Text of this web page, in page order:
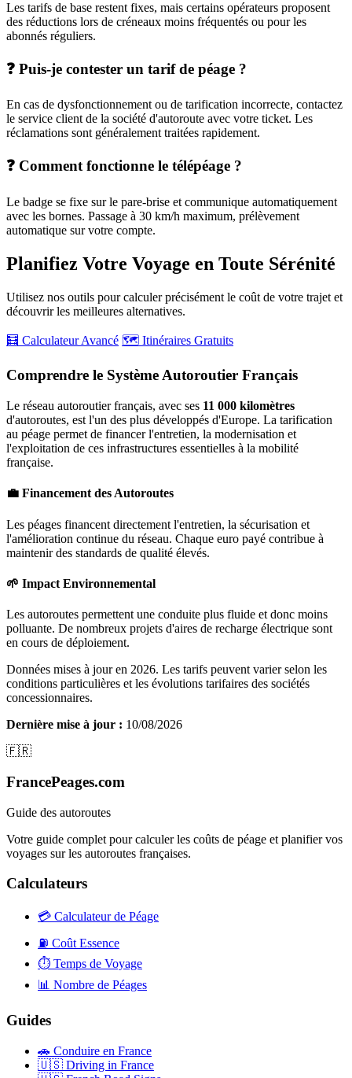
Les tarifs de base restent fixes, mais certains opérateurs proposent
des réductions lors de créneaux moins fréquentés ou pour les
abonnés réguliers.
❓ Puis-je contester un tarif de péage ?
En cas de dysfonctionnement ou de tarification incorrecte, contactez
le service client de la société d'autoroute avec votre ticket. Les
réclamations sont généralement traitées rapidement.
❓ Comment fonctionne le télépéage ?
Le badge se fixe sur le pare-brise et communique automatiquement
avec les bornes. Passage à 30 km/h maximum, prélèvement
automatique sur votre compte.
Planifiez Votre Voyage en Toute Sérénité
Utilisez nos outils pour calculer précisément le coût de votre trajet et
découvrir les meilleures alternatives.
🧮 Calculateur Avancé 🗺️ Itinéraires Gratuits
Comprendre le Système Autoroutier Français
Le réseau autoroutier français, avec ses 11 000 kilomètres
d'autoroutes, est l'un des plus développés d'Europe. La tarification
au péage permet de financer l'entretien, la modernisation et
l'exploitation de ces infrastructures essentielles à la mobilité
française.
💼 Financement des Autoroutes
Les péages financent directement l'entretien, la sécurisation et
l'amélioration continue du réseau. Chaque euro payé contribue à
maintenir des standards de qualité élevés.
🌱 Impact Environnemental
Les autoroutes permettent une conduite plus fluide et donc moins
polluante. De nombreux projets d'aires de recharge électrique sont
en cours de déploiement.
Données mises à jour en 2026. Les tarifs peuvent varier selon les
conditions particulières et les évolutions tarifaires des sociétés
concessionnaires.
Dernière mise à jour : 10/08/2026
🇫🇷
FrancePeages.com
Guide des autoroutes
Votre guide complet pour calculer les coûts de péage et planifier vos
voyages sur les autoroutes françaises.
Calculateurs
💳 Calculateur de Péage
⛽ Coût Essence
⏱️ Temps de Voyage
📊 Nombre de Péages
Guides
🚗 Conduire en France
🇺🇸 Driving in France